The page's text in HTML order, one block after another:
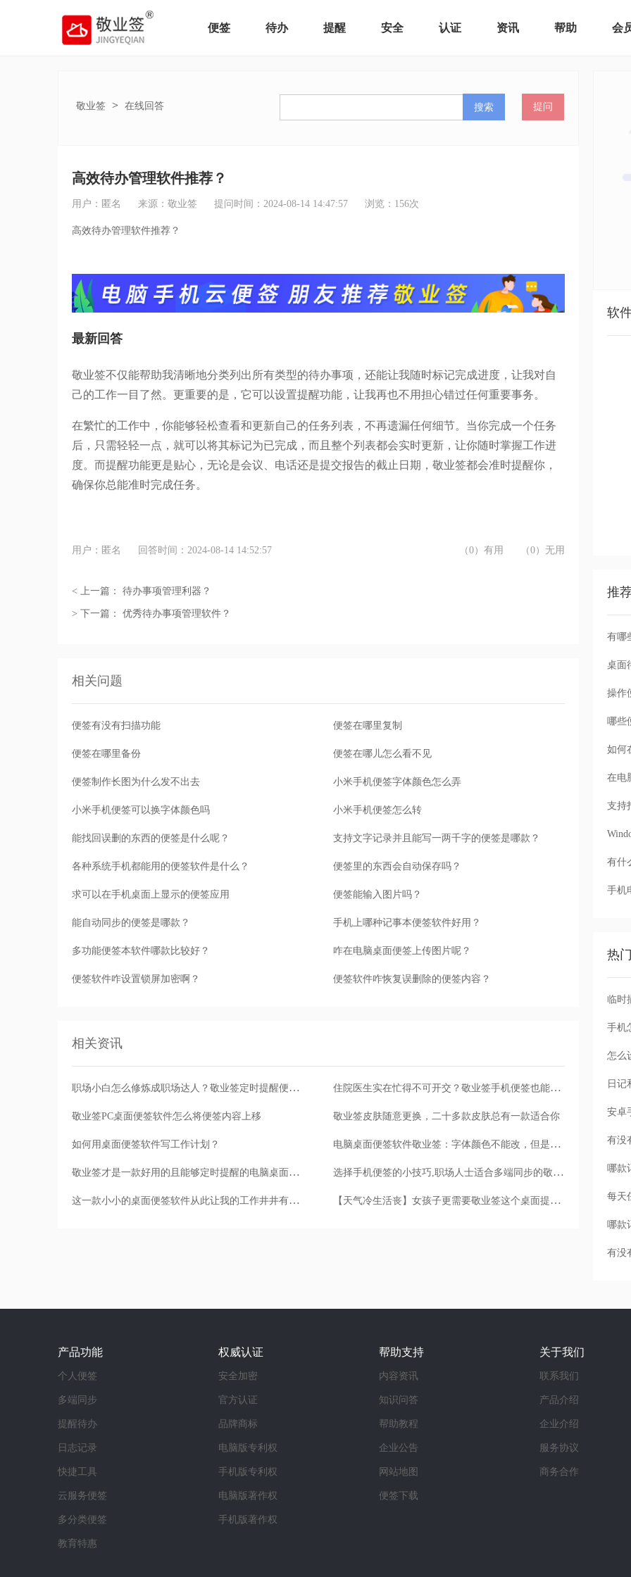
便签 待办 提醒 安全 认证 资讯 帮助 会
敬业签 > 在线回答 搜索 提问
高效待办管理软件推荐？
用户：匿名 来源：敬业签 提问时间：2024-08-14 14:47:57 浏览： 156次
高效待办管理软件推荐？
最新回答
敬业签不仅能帮助我清晰地分类列出所有类型的待办事项，还能让我随时标记完成进度，让我对自
己的工作一目了然。更重要的是，它可以设置提醒功能，让我再也不用担心错过任何重要事务。
在繁忙的工作中，你能够轻松查看和更新自己的任务列表，不再遗漏任何细节。当你完成一个任务
后，只需轻轻一点，就可以将其标记为已完成，而且整个列表都会实时更新，让你随时掌握工作进
度。而提醒功能更是贴心，无论是会议、电话还是提交报告的截止日期，敬业签都会准时提醒你，
确保你总能准时完成任务。
用户：匿名 回答时间：2024-08-14 14:52:57 （0）有用 （0）无用
< 上一篇： 待办事项管理利器？
> 下一篇： 优秀待办事项管理软件？
相关问题
便签有没有扫描功能 便签在哪里复制
便签在哪里备份 便签在哪儿怎么看不见
便签制作长图为什么发不出去 小米手机便签字体颜色怎么弄
小米手机便签可以换字体颜色吗 小米手机便签怎么转
能找回误删的东西的便签是什么呢？ 支持文字记录并且能写一两千字的便签是哪款？
各种系统手机都能用的便签软件是什么？ 便签里的东西会自动保存吗？
求可以在手机桌面上显示的便签应用 便签能输入图片吗？
能自动同步的便签是哪款？ 手机上哪种记事本便签软件好用？
多功能便签本软件哪款比较好？ 咋在电脑桌面便签上传图片呢？
便签软件咋设置锁屏加密啊？ 便签软件咋恢复误删除的便签内容？
相关资讯
职场小白怎么修炼成职场达人？敬业签定时提醒便签软件来帮你 住院医生实在忙得不可开交？敬业签手机便签也能助你一臂之力
敬业签PC桌面便签软件怎么将便签内容上移 敬业签皮肤随意更换，二十多款皮肤总有一款适合你
如何用桌面便签软件写工作计划？ 电脑桌面便签软件敬业签：字体颜色不能改，但是字符大小可以调
敬业签才是一款好用的且能够定时提醒的电脑桌面便签软件 选择手机便签的小技巧,职场人士适合多端同步的敬业签
这一款小小的桌面便签软件从此让我的工作井井有条！ 【天气冷生活丧】女孩子更需要敬业签这个桌面提醒便签软件
软
推
有哪
桌面
操作
哪些
如何
在电
支持
有什
手机
热
手机
怎么
每天
产品功能
个人便签
多端同步
提醒待办
日志记录
快捷工具
云服务便签
多分类便签
教育特惠
权威认证
安全加密
官方认证
品牌商标
电脑版专利权
手机版专利权
电脑版著作权
手机版著作权
帮助支持
内容资讯
知识问答
帮助教程
企业公告
网站地图
便签下载
关于我们
联系我们
产品介绍
企业介绍
服务协议
商务合作